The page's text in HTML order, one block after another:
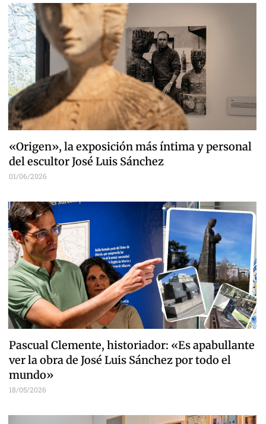
«Origen», la exposición más íntima y personal
del escultor José Luis Sánchez
01/06/2026
Pascual Clemente, historiador: «Es apabullante
ver la obra de José Luis Sánchez por todo el
mundo»
18/05/2026